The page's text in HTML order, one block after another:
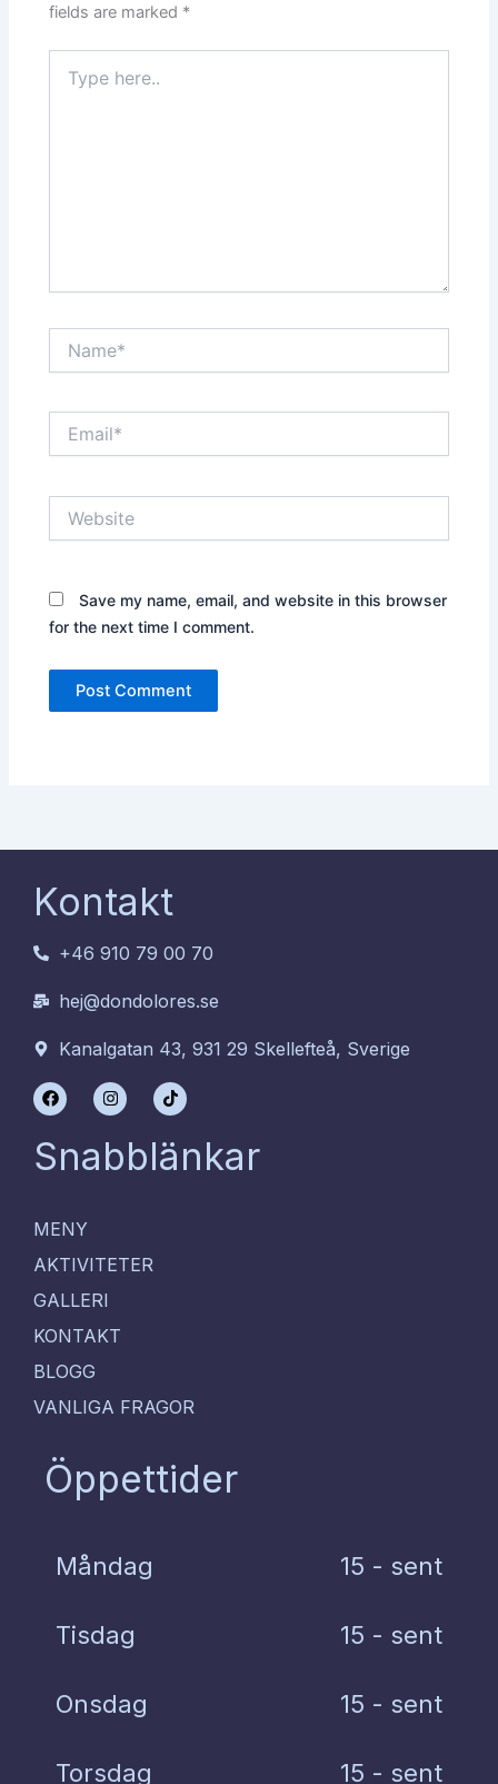
fields are marked *
here..
Save my name, email, and website in this browser
for the next time I comment.
Kontakt
+46 910 79 00 70
hej@dondolores.se
Kanalgatan 43, 931 29 Skellefteå, Sverige
F
a
c
e
b
o
I
n
s
t
a
g
T
i
k
t
o
k
Snabblänkar
MENY
AKTIVITETER
GALLERI
KONTAKT
BLOGG
VANLIGA FRAGOR
Öppettider
Måndag 15 - sent
Tisdag 15 - sent
Onsdag 15 - sent
Torsdag 15 - sent